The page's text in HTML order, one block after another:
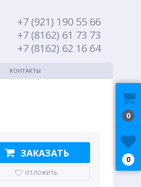
+7 (921) 190 55 66
+7 (8162) 61 73 73
+7 (8162) 62 16 64
КОНТАКТЫ
ЗАКАЗАТЬ
ОТЛОЖИТЬ
0
0